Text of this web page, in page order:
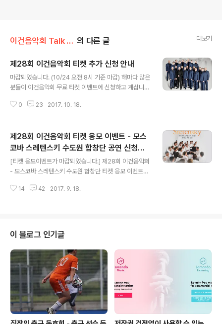
이건음악회 Talk Talk/음악회 톡톡 의 다른 글 더보기
제28회 이건음악회 티켓 추가 신청 안내
마감되었습니다. (10/24 오전 8시 기준 마감) 해마다 많은
분들이 이건음악회 무료 티켓 이벤트에 신청하고 계십니
는 힘들지만 성의 있는 사연과 이건음악회 블로그 구독 여
하시는 분들이 계십니다. 친절하게 저희에게 연락주셔서
서 반납 해주고 계시는데요. 이러한 티켓이 잘 활용되지 못
하고 있습니다. 그래서 올 해에는 반송 또는 반납 티켓들을
모아서 기회를 놓치신 분들께 제공하고자 합니다. 티켓 여
에게 선착순으로 티켓을 전달해드리겠습니다. 티켓은 시간
0 23 2017. 10. 18.
제28회 이건음악회 티켓 응모 이벤트 - 모스
코바 스레텐스키 수도원 합창단 공연 신청하
세요!
[티켓 응모이벤트가 마감되었습니다.] 제28회 이건음악회
- 모스코바 스레텐스키 수도원 합창단 티켓 응모 이벤트를
니다. [신청시 주의사항] 1. 주소와 핸드폰 번호는 꼭 티켓
니다. 4. 이벤트 응모 기간은 2017년 9월 18일부터 10월
08일 까지 입니다. 5. 중복 신청 시, 당첨이 제한 될 수 있
습니다. 6. 발표 : 10/16(월) 예정 - 당첨자 개별 문자 발송
꼭 참여하셔서 좋은 공연 관람하실 수 있는 기회를 얻어 가
시길 바랍니다. [티켓 응모이벤트가 마감되었습니다..
14 42 2017. 9. 18.
이 블로그 인기글